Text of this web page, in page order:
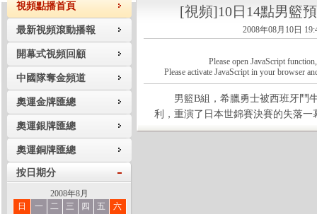
視頻點播首頁
最新視頻滾動播報
開幕式視頻回顧
中國隊奪金頻道
奧運金牌匯總
奧運銀牌匯總
奧運銅牌匯總
按日期分
2008年8月
日
一 二 三 四 五
六
[視頻]10日14點男籃
2008年08月10日
Please open JavaScript
Please activate JavaScript in your browser
男籃B組，希臘勇士被西班牙鬥牛
利，重演了日本世錦賽決賽的失落一